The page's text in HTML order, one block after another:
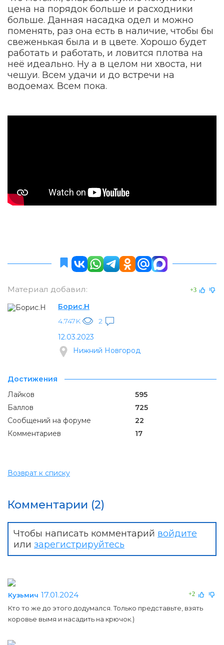
цена на порядок больше и расходники
больше. Данная насадка одел и можно
поменять, раз она есть в наличие, чтобы бы
свеженькая была и в цвете. Хорошо будет
работать и работать, и ловится плотва на
неё идеально. Ну а в целом ни хвоста, ни
чешуи. Всем удачи и до встречи на
водоемах. Всем пока.
Материал добавил: +3
Борис.Н
4.747K
2
12.03.2023
Нижний Новгород
Достижения
Лайков
595
Баллов
725
Сообщений на форуме
22
Комментариев
17
Возврат к списку
Комментарии (2)
Чтобы написать комментарий войдите
или зарегистрируйтесь
+2
Кузьмич 17.01.2024
Кто то же до этого додумался. Только представьте, взять
коровье вымя и насадить на крючок.)